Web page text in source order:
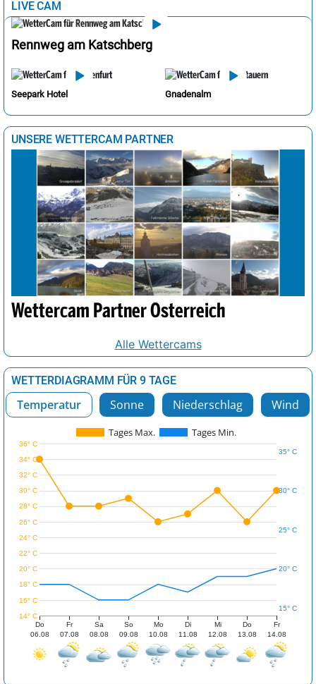
LIVE CAM
Rennweg am Katschberg
Seepark Hotel Gnadenalm
UNSERE WETTERCAM PARTNER
Wettercam Partner Österreich
Alle Wettercams
WETTERDIAGRAMM FÜR 9 TAGE
Temperatur Sonne Niederschlag Wind
Tages Max. Tages Min.
Do
06.08
Fr
07.08
Sa
08.08
So
09.08
Mo
10.08
Di
11.08
Mi
12.08
Do
13.08
Fr
14.08
14° C
16° C
18° C
20° C
22° C
24° C
26° C
28° C
30° C
32° C
34° C
36° C
15° C
20° C
25° C
30° C
35° C